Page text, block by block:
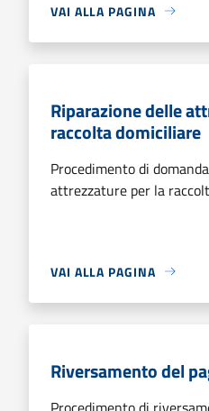
VAI ALLA PAGINA
Riparazione delle
raccolta domiciliare
Procedimento di
attrezzature per la
VAI ALLA PAGINA
Riversamento del